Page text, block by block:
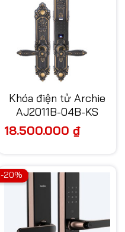
Khóa điện tử Archie
AJ2011B-04B-KS
18.500.000 ₫
-20%